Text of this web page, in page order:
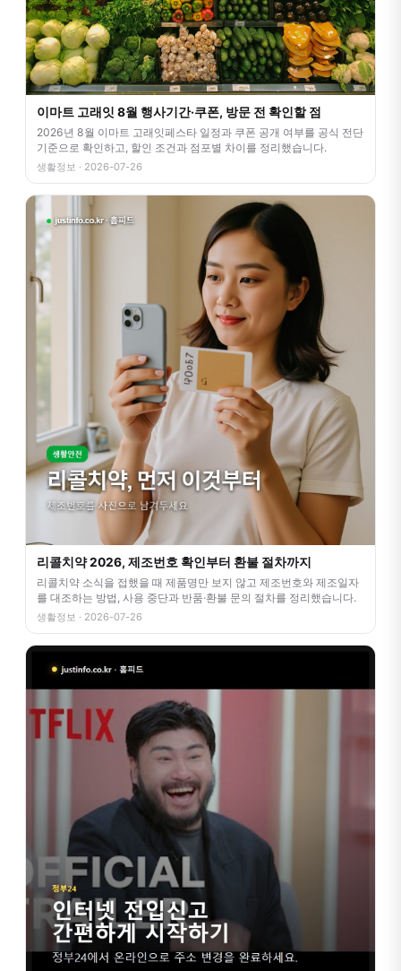
이마트 고래잇 8월 행사기간·쿠폰, 방문 전 확인할 점
2026년 8월 이마트 고래잇페스타 일정과 쿠폰 공개 여부를 공식 전단
기준으로 확인하고, 할인 조건과 점포별 차이를 정리했습니다.
생활정보 · 2026-07-26
리콜치약 2026, 제조번호 확인부터 환불 절차까지
리콜치약 소식을 접했을 때 제품명만 보지 않고 제조번호와 제조일자
를 대조하는 방법, 사용 중단과 반품·환불 문의 절차를 정리했습니다.
생활정보 · 2026-07-26